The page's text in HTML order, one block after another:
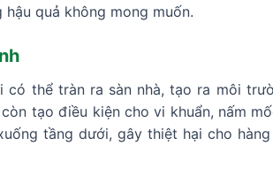
quả không mong muốn.
có thể tràn ra sàn nhà, tạo ra môi
tạo điều kiện cho vi khuẩn, nấm
tầng dưới, gây thiệt hại cho